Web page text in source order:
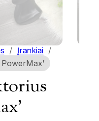
/ Įrankiai /